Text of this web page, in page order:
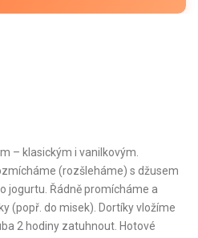
– klasickým i vanilkovým.
(rozšleháme) s džusem
jogurtu. Řádně promícháme a
(popř. do misek). Dortíky vložíme
2 hodiny zatuhnout. Hotové